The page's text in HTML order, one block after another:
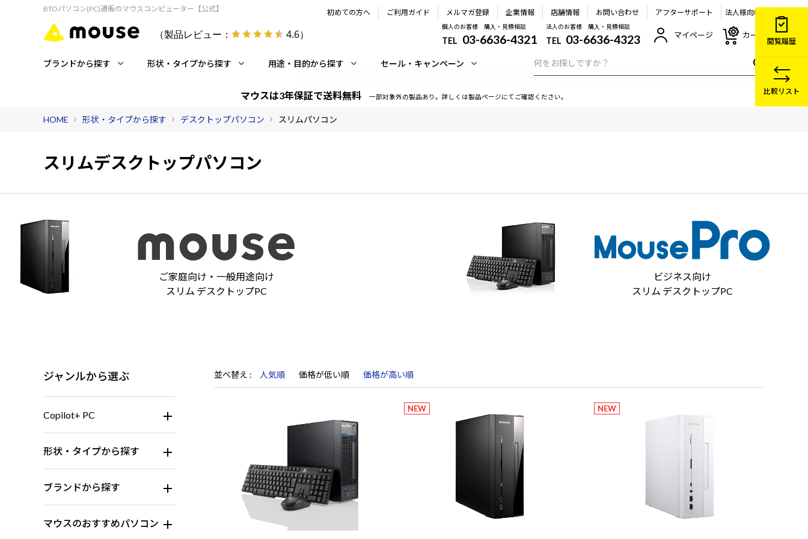
BTOパソコン(PC)通販のマウスコンピューター【公式】
（製品レビュー： 4.6）
初めての方へ ご利用ガイド メルマガ登録 企業情報 店舗情報 お問い合わせ アフターサポート 法人様向け
個人のお客様 購入・見積相談
TEL 03-6636-4321
法人のお客様 購入・見積相談
TEL 03-6636-4323 マイページ カート
ブランドから探す 形状・タイプから探す 用途・目的から探す セール・キャンペーン
マウスは3年保証で送料無料 一部対象外の製品あり。詳しくは製品ページにてご確認ください。
HOME 形状・タイプから探す デスクトップパソコン スリムパソコン
スリムデスクトップパソコン
ご家庭向け・一般用途向け
スリム デスクトップPC
ビジネス向け
スリム デスクトップPC
ジャンルから選ぶ
Copilot+ PC
形状・タイプから探す
ブランドから探す
マウスのおすすめパソコン
並べ替え 人気順 価格が低い順 価格が高い順
NEW NEW
閲覧履歴
比較リスト